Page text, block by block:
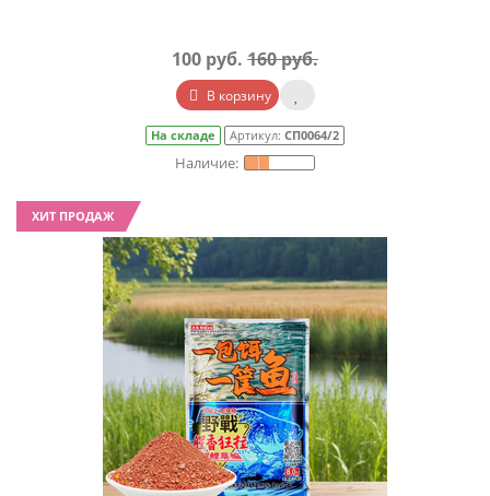
100 руб. 160 руб.
В корзину
На складе Артикул: СП0064/2
ХИТ ПРОДАЖ